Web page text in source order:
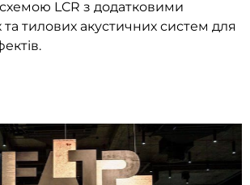
LCR з додатковими
тилових акустичних систем для